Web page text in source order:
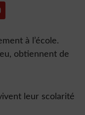
à l’école.
obtiennent de
leur scolarité